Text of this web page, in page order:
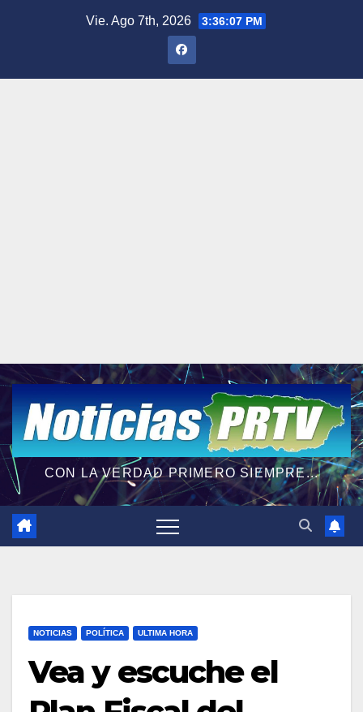
Vie. Ago 7th, 2026 3:36:09 PM
CON LA VERDAD PRIMERO SIEMPRE...
NOTICIAS POLÍTICA ULTIMA HORA
Vea y escuche el